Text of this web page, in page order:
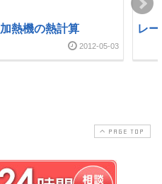
加熱機の熱計算
2012-05-03
レ
PAGE TOP